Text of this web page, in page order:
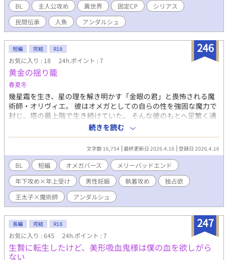
ベルアップ＋］へ公開中です（使用ペンネームは地底乃人Ｍとな
ります）。 ★第10回BL小説大賞エントリー作品★最終結果2397
作品中／986位★誠にありがとうございました★ ※ なかなか更新
できず申しわけありません。
BL 主人公攻め 異世界 固定CP
シリアス
民間伝承
人魚 アンダルシュ
246
短編 完結 R18
お気に入り : 18 24h.ポイント : 7
黄金の揺り籠
春夏冬
幾星霜を生き、星の理を解き明かす「金眼の君」と畏怖される魔
術師・オリヴィエ。 彼はオメガとしての自らの性を強固な魔力で
封じ、塔の最上階で生き続けていた。 そんな彼のもとへ足繁く通
うのは、かつて膝元で無邪気に笑っていた若き王太子・アレクシ
ス。 オリヴィエは彼を「己が庇護すべき者」と信じて疑わなかっ
たが、ある日、アレクシスの些細な接触によって、完璧に統制さ
れていたはずの肉体が狂わしい悲鳴を上げ始める。 ――「ずっ
と、貴方の奥深くに私を刻み込みたかった」 人懐こい少年の仮面
を被っていたのは、獲物を確実に檻へ閉じ込める時を待ってい
た、冷徹な捕食者だった。 圧倒的なアルファの威圧と暴力的なま
での熱量の前に、魔術師としての尊厳も知性も無惨に溶かされて
いく。 ※R18／オメガバース／執着攻め・歳の差（王太子×魔術
続きを読む
文字数 16,754 最終更新日 2026.4.16 登録日 2026.4.16
BL 短編 オメガバース
メリーバッドエンド
年下攻め×年上受け
男性妊娠 執着攻め
独占欲
王太子×魔術師
アンダルシュ
247
長編 完結 R18
お気に入り : 645 24h.ポイント : 7
生贄に転生したけど、美形吸血鬼様は僕の血を欲しがら
ない